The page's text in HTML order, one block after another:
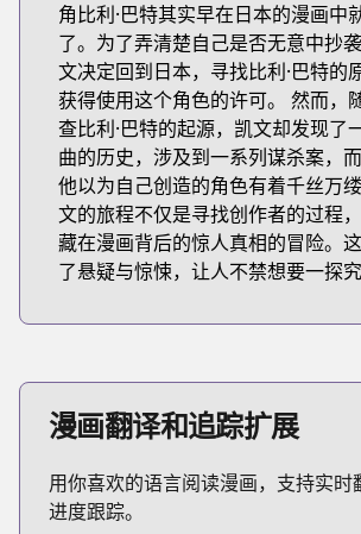
角比利·巴特其实早在日本的漫画中
了。为了弄清楚自己是否无意中抄
文决定回到日本，寻找比利·巴特的
获得使用这个角色的许可。 然而，
查比利·巴特的起源，凯文却发现了
曲的历史，涉及到一系列谋杀案，
他以为自己创造的角色有着千丝万
文的旅程不仅是寻找创作者的过程
藏在漫画背后的惊人真相的冒险。
了悬疑与惊悚，让人不禁想要一探究
漫画翻译和追踪扩展
用你喜欢的语言阅读漫画，支持实时
进度跟踪。